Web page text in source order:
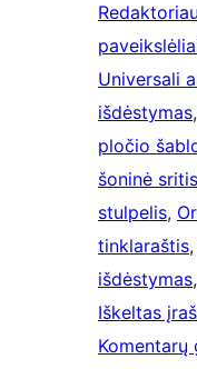
Universali
išdėstymas,
pločio
šoninė sritis
stulpelis,
tinklaraštis,
išdėstymas,
Iškeltas
Komentarų